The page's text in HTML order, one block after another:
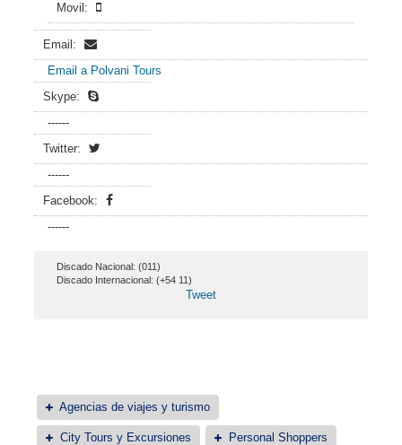
Movil:
Email:
Email a Polvani Tours
Skype:
------
Twitter:
------
Facebook:
------
Discado Nacional: (011)
Discado Internacional: (+54 11)
Tweet
Agencias de viajes y turismo
City Tours y Excursiones Personal Shoppers